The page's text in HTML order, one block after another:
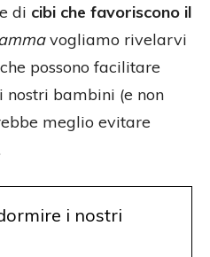
di cibi che favoriscono il
vogliamo rivelarvi
possono facilitare
nostri bambini (e non
meglio evitare
i nostri